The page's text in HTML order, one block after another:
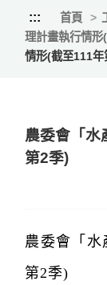
::: 首頁
理計畫執行情形
情形(截至111年
農委會「水
第2季)
農委會「水
第2季)